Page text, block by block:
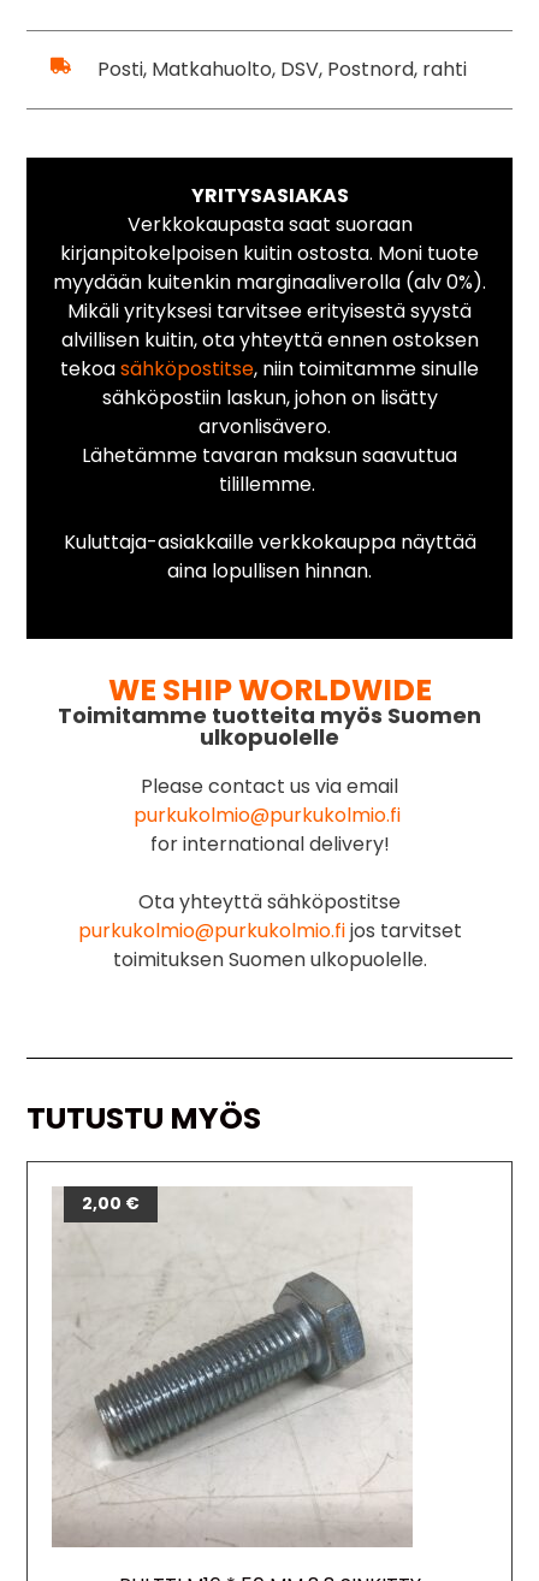
Posti, Matkahuolto, DSV, Postnord, rahti
YRITYSASIAKAS
Verkkokaupasta saat suoraan
kirjanpitokelpoisen kuitin ostosta. Moni tuote
myydään kuitenkin marginaaliverolla (alv 0%).
Mikäli yrityksesi tarvitsee erityisestä syystä
alvillisen kuitin, ota yhteyttä ennen ostoksen
tekoasähköpostitse, niin toimitamme sinulle
sähköpostiin laskun, johon on lisätty
arvonlisävero.
Lähetämme tavaran maksun saavuttua
tilillemme.
Kuluttaja-asiakkaille verkkokauppa näyttää
aina lopullisen hinnan.
WE SHIP WORLDWIDE
Toimitamme tuotteita myös Suomen
ulkopuolelle
Please contact us via email
purkukolmio@purkukolmio.fi
for international delivery!
Ota yhteyttä sähköpostitse
purkukolmio@purkukolmio.fijos tarvitset
toimituksen Suomen ulkopuolelle.
TUTUSTU MYÖS
2,00 €